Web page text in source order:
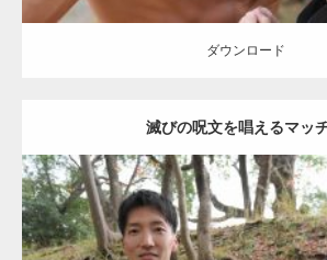
ダウンロード
滅びの呪文を唱えるマッ
【YouTube】マッチョ
ギネス世界記録…
【TV】TBS番組「ひる
ラスが紹介されま…